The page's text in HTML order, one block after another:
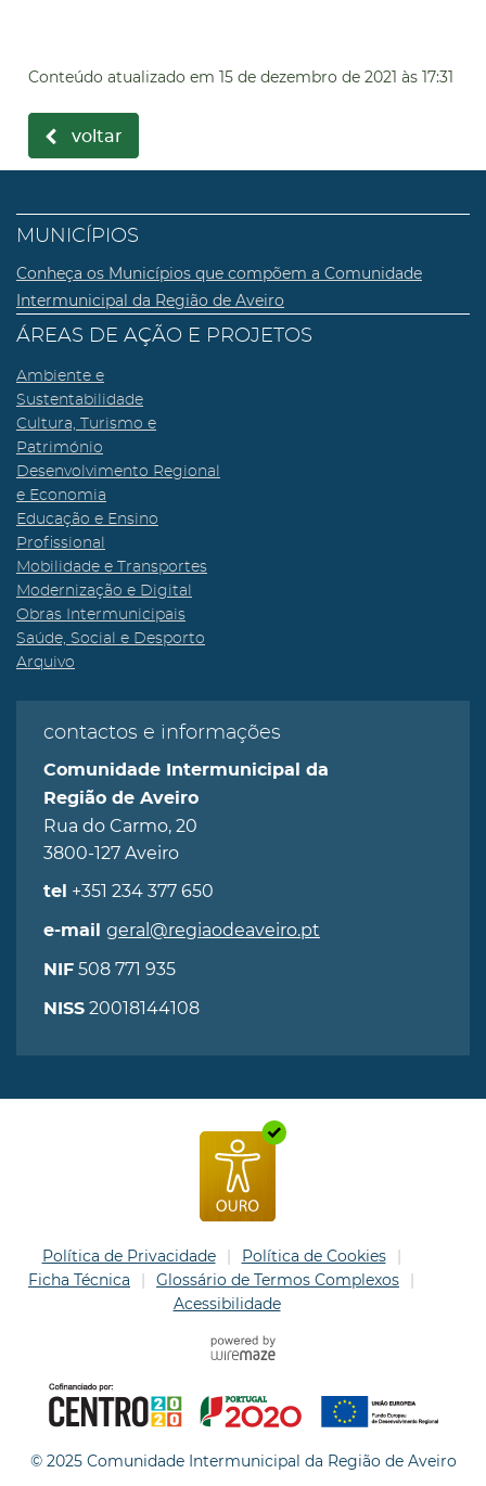
Conteúdo atualizado em 15 de dezembro de 2021 às 17:31
voltar
MUNICÍPIOS
Conheça os Municípios que compõem a Comunidade
Intermunicipal da Região de Aveiro
ÁREAS DE AÇÃO E PROJETOS
Ambiente e
Sustentabilidade
Cultura, Turismo e
Património
Desenvolvimento Regional
e Economia
Educação e Ensino
Profissional
Mobilidade e Transportes
Modernização e Digital
Obras Intermunicipais
Saúde, Social e Desporto
Arquivo
contactos e informações
Comunidade Intermunicipal da
Região de Aveiro
Rua do Carmo, 20
3800-127 Aveiro
tel +351 234 377 650
e-mail geral@regiaodeaveiro.pt
NIF 508 771 935
NISS 20018144108
Política de Privacidade
Política de Cookies
Ficha Técnica
Glossário de Termos Complexos
Acessibilidade
© 2025 Comunidade Intermunicipal da Região de Aveiro